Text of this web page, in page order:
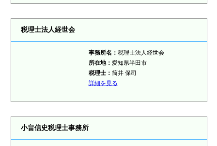
税理士法人経世会
事務所名： 税理士法人経世会
所在地： 愛知県半田市
税理士： 筒井 保司
詳細を見る
小畠信史税理士事務所